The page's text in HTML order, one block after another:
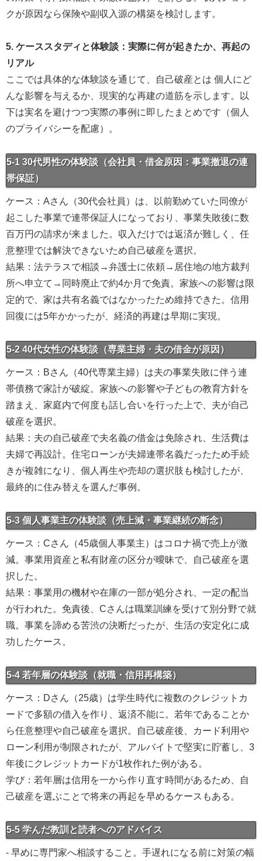
クが原因なら保険や副収入源の構築を検討します。
5. ケーススタディと体験談：実際に何が起きたか、再起の
リアル
ここでは具体的な体験談を通じて、自己破産とは 個人にど
んな影響を与えるか、現実的な再建の道筋を示します。以
下は実名を避けつつ実際の事例に即したまとめです（個人
のプライバシーを配慮）。
5-1 30代男性の体験談（会社員・借金原因：事業撤退の連
帯保証）
ケース：Aさん（30代会社員）は、以前勤めていた同僚が
起こした事業で連帯保証人になっており、事業失敗後に数
百万円の請求が来ました。収入だけでは返済が難しく、任
意整理では解決できないため自己破産を選択。
結果：法テラスで相談→弁護士に依頼→居住地の地方裁判
所へ申立て→同時廃止で約4か月で免責。家族への影響は限
定的で、家は共有名義ではなかったため維持できた。信用
回復には5年かかったが、経済的再建は早期に実現。
5-2 40代女性の体験談（専業主婦・夫の借金が原因）
ケース：Bさん（40代専業主婦）は夫の事業失敗に伴う連
帯債務で家計が破綻。家族への影響や子どもの教育方針を
踏まえ、家庭内で何度も話し合いを行った上で、夫が自己
破産を選択。
結果：夫の自己破産で夫名義の借金は免除され、生活費は
夫婦で再設計。住宅ローンが夫婦連帯名義だったため手続
きが複雑になり、個人再生や売却の選択肢も検討したが、
最終的に住み替えを選んだ事例。
5-3 個人事業主の体験談（売上減・事業継続の断念）
ケース：Cさん（45歳個人事業主）はコロナ禍で売上が激
減。事業用資産と私有財産の区分が曖昧で、自己破産を選
択した。
結果：事業用の機材や在庫の一部が処分され、一定の配当
が行われた。免責後、Cさんは職業訓練を受けて別分野で就
職。事業を諦める苦渋の決断だったが、生活の安定化に成
功したケース。
5-4 若年層の体験談（就職・信用再構築）
ケース：Dさん（25歳）は学生時代に複数のクレジットカ
ードで多額の借入を作り、返済不能に。若年であることか
ら任意整理や自己破産を選択。自己破産後、カード利用や
ローン利用が制限されたが、アルバイトで堅実に貯蓄し、3
年後にクレジットカードが1枚作れた例がある。
学び：若年層は信用を一から作り直す時間があるため、自
己破産を選ぶことで将来の再起を早めるケースもある。
5-5 学んだ教訓と読者へのアドバイス
- 早めに専門家へ相談すること。手遅れになる前に対策の幅